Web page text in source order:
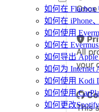
如何在
如何在 iPhone
如何使用
如何在
如何导出
如何为 Internet
如何使用 Kodi
如何使用
如何更改